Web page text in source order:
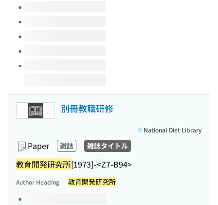
Volumes of this title
別冊教職研修
Paper 雑誌 雑誌タイトル
教育開発研究所[1973]-<Z7-B94>
National Diet Library
Author Heading 教育開発研究所
Volumes of this title